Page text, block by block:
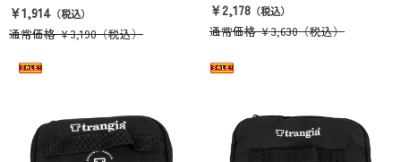
￥1,914 （税込）
通常価格￥3,190（税込）
￥2,178 （税込）
通常価格￥3,630（税込）